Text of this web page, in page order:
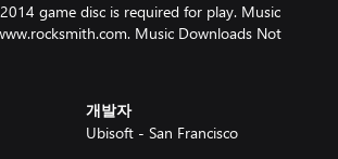
game disc is required for play. Music
Music Downloads Not
개발자
Ubisoft - San Francisco